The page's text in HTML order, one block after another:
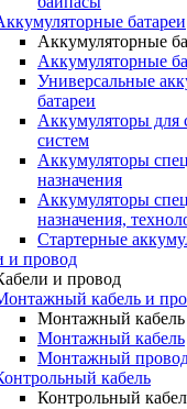
батареи
Аккумуляторные
Аккумуляторные
Универсальные
батареи
Аккумуляторы для
систем
Аккумуляторы
назначения
Аккумуляторы
назначения,
Стартерные
и провод
и провод
кабель и
Монтажный
Монтажный кабель
Монтажный
кабель
Контрольный